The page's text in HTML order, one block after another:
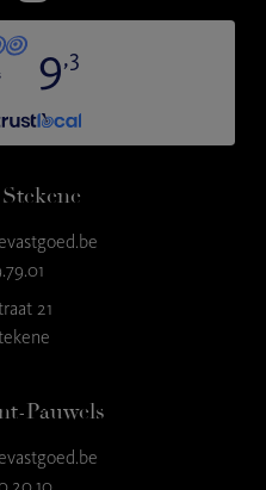
21
Pauwels